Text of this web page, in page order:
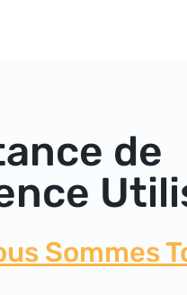
de
Sommes